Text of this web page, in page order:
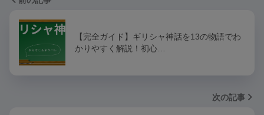
【完全ガイド】ギリシャ神話を13の物語でわ
かりやすく解説！初心…
次の記事